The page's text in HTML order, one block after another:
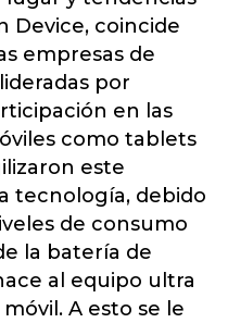
Device, coincide
empresas de
por
en las
como tablets
este
tecnología, debido
de consumo
la batería de
al equipo ultra
A esto se le